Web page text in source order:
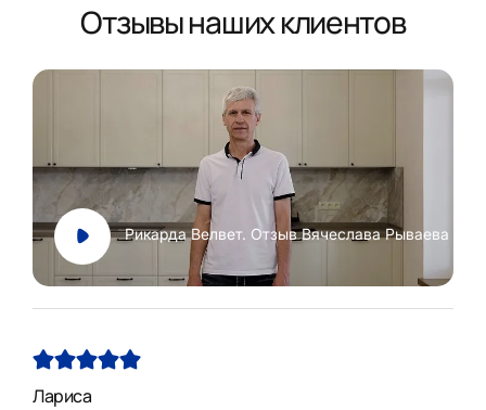
Отзывы наших клиентов
Рикарда Велвет. Отзыв Вячеслава Рываева
Лариса